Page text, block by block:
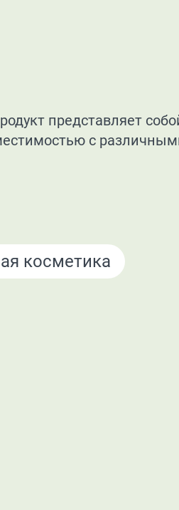
представляет
с
косметика